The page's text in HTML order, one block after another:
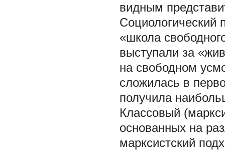
видным
Социологический
«школа
выступали за
на свободном
сложилась в
получила
Классовый
основанных на
марксистский